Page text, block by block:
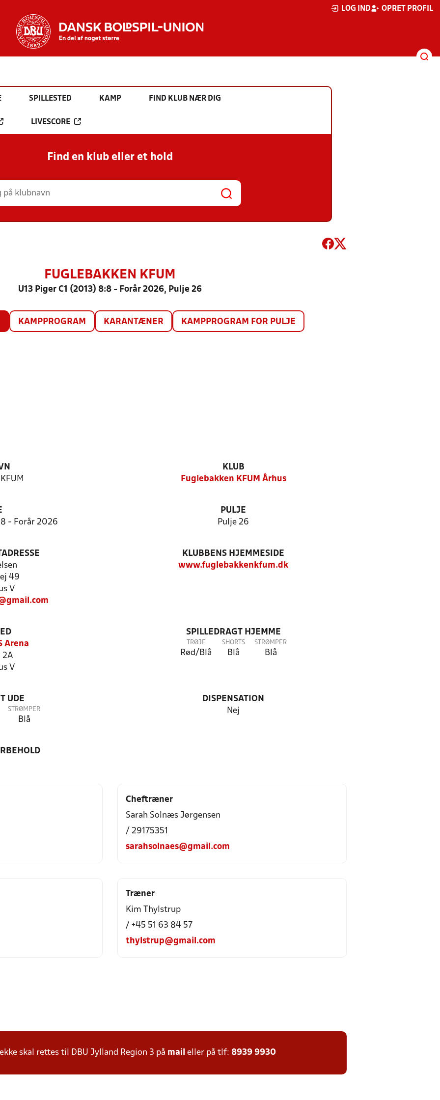
LOG IND OPRET PROFIL
SPILLESTED KAMP FIND KLUB NÆR DIG
LIVESCORE
Find en klub eller et hold
FUGLEBAKKEN KFUM
U13 Piger C1 (2013) 8:8 - Forår 2026, Pulje 26
KAMPPROGRAM KARANTÆNER KAMPPROGRAM FOR PULJE
KLUB
Fuglebakken KFUM Århus
- Forår 2026
PULJE
Pulje 26
49
V
KLUBBENS HJEMMESIDE
www.fuglebakkenkfum.dk
Arena
2A
V
SPILLEDRAGT HJEMME
TRØJE
Rød/Blå
SHORTS
Blå
STRØMPER
Blå
UDE
STRØMPER
Blå
DISPENSATION
Nej
Cheftræner
Sarah Solnæs Jørgensen
/ 29175351
sarahsolnaes@gmail.com
Træner
Kim Thylstrup
/ +45 51 63 84 57
thylstrup@gmail.com
skal rettes til DBU Jylland Region 3 på mail eller på tlf: 8939 9930